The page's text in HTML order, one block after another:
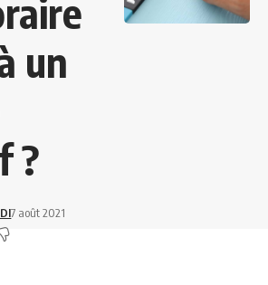
un
?
7 août 2021